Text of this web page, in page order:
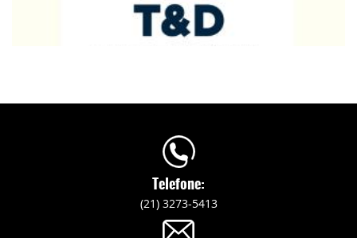
Telefone:
(21) 3273-5413